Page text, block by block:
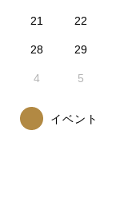
21 22
28 29
4 5
イベント